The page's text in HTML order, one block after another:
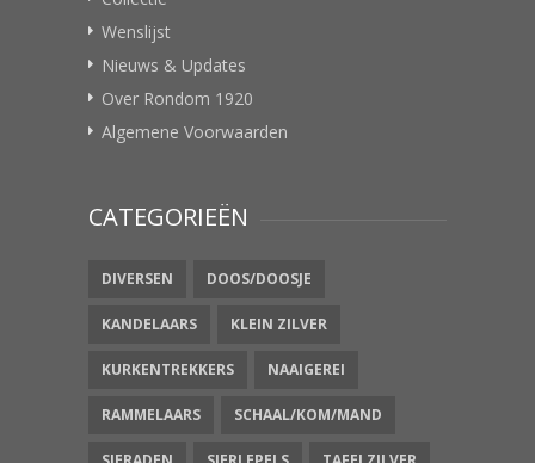
Wenslijst
Nieuws & Updates
Over Rondom 1920
Algemene Voorwaarden
CATEGORIEËN
DIVERSEN DOOS/DOOSJE
KANDELAARS KLEIN ZILVER
KURKENTREKKERS NAAIGEREI
RAMMELAARS SCHAAL/KOM/MAND